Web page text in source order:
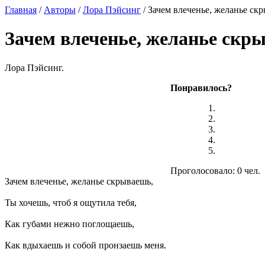
Главная / Авторы /Лора Пэйсинг / Зачем влеченье, желанье
Зачем влеченье, желанье
Лора Пэйсинг.
Понравилось?
Проголосовало: 0 чел.
Зачем влеченье, желанье скрываешь,
Ты хочешь, чтоб я ощутила тебя,
Как губами нежно поглощаешь,
Как вдыхаешь и собой пронзаешь меня.